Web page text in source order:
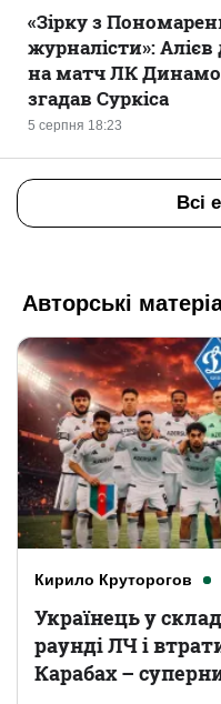
5 серпня 18:23
«Зірку з
журналісти»:
на матч ЛК Динамо
згадав Суркіса
Всі
Авторські
Кирило Круторогов
Українець у
раунді ЛЧ і
Карабах –